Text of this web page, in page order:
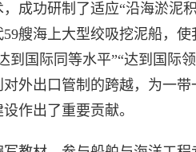
，成功研制了适应“沿海淤泥
59艘海上大型绞吸挖泥船，
到国际同等水平”“达到国际
对外出口管制的跨越，为一
设作出了重要贡献。